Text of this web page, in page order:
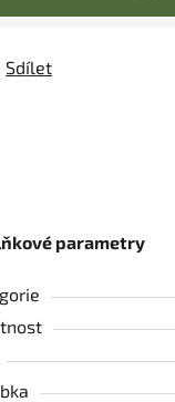
Sdílet
parametry